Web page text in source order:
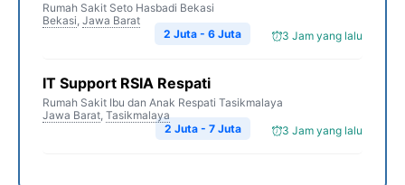
Rumah Sakit Seto Hasbadi Bekasi
Bekasi, Jawa Barat
3 Jam yang lalu
2 Juta - 6 Juta
IT Support RSIA Respati
Rumah Sakit Ibu dan Anak Respati Tasikmalaya
Jawa Barat, Tasikmalaya
3 Jam yang lalu
2 Juta - 7 Juta